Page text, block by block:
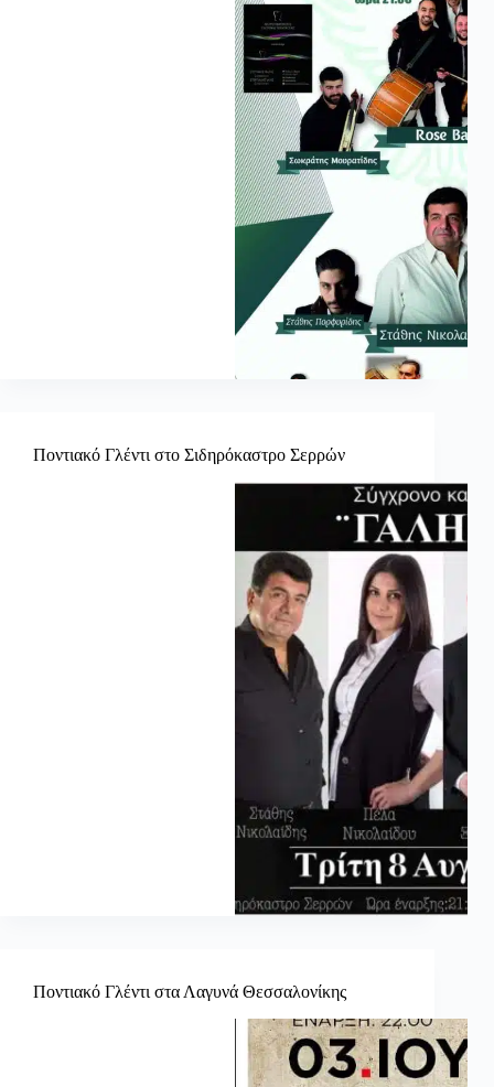
Ποντιακό Γλέντι στο Σιδηρόκαστρο Σερρών
Ποντιακό Γλέντι στα Λαγυνά Θεσσαλονίκης